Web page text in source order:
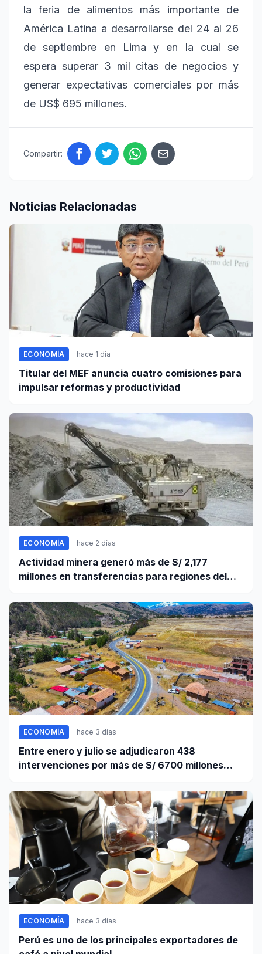
la feria de alimentos más importante de
América Latina a desarrollarse del 24 al 26
de septiembre en Lima y en la cual se
espera superar 3 mil citas de negocios y
generar expectativas comerciales por más
de US$ 695 millones.
Compartir:
Noticias Relacionadas
ECONOMÍA hace 1 día
Titular del MEF anuncia cuatro comisiones para
impulsar reformas y productividad
ECONOMÍA hace 2 días
Actividad minera generó más de S/ 2,177
millones en transferencias para regiones del
ECONOMÍA hace 3 días
Entre enero y julio se adjudicaron 438
intervenciones por más de S/ 6700 millones
ECONOMÍA hace 3 días
Perú es uno de los principales exportadores de